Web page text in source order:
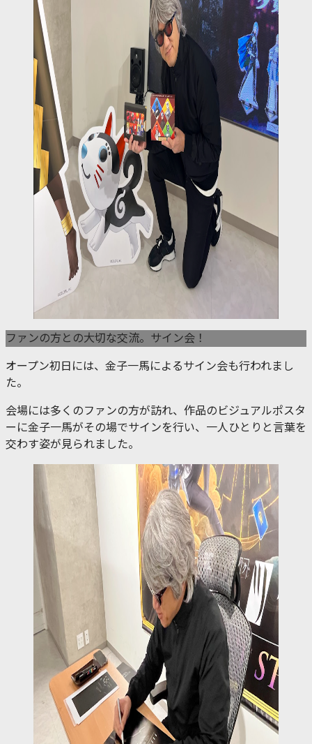
ファンの方との大切な交流。サイン会！
オープン初日には、金子一馬によるサイン会も行われまし
た。
会場には多くのファンの方が訪れ、作品のビジュアルポスタ
ーに金子一馬がその場でサインを行い、一人ひとりと言葉を
交わす姿が見られました。